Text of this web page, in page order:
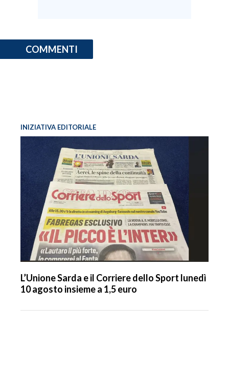
COMMENTI
INIZIATIVA EDITORIALE
L’Unione Sarda e il Corriere dello Sport lunedì
10 agosto insieme a 1,5 euro